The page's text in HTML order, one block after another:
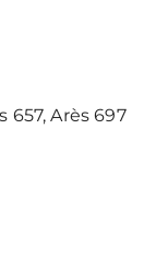
657, Arès 697